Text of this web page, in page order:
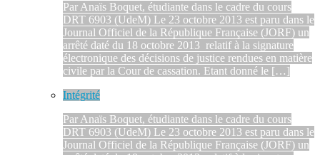
Par Anaïs Boquet, étudiante dans le cadre du cours
DRT 6903 (UdeM) Le 23 octobre 2013 est paru dans le
Journal Officiel de la République Française (JORF) un
arrêté daté du 18 octobre 2013 relatif à la signature
électronique des décisions de justice rendues en matière
civile par la Cour de cassation. Etant donné le […]
Intégrité
Par Anaïs Boquet, étudiante dans le cadre du cours
DRT 6903 (UdeM) Le 23 octobre 2013 est paru dans le
Journal Officiel de la République Française (JORF) un